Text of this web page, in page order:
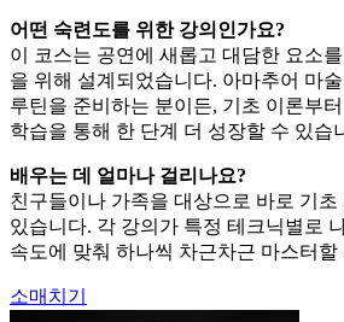
어떤 숙련도를 위한 강의인가요?
이 코스는 공연에 새롭고 대담한 요소
을 위해 설계되었습니다. 아마추어 마
루틴을 준비하는 분이든, 기초 이론부
학습을 통해 한 단계 더 성장할 수 있습
배우는 데 얼마나 걸리나요?
친구들이나 가족을 대상으로 바로 기
있습니다. 각 강의가 특정 테크닉별로
속도에 맞춰 하나씩 차근차근 마스터할
소매치기